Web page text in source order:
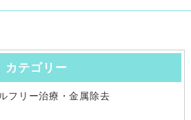
カテゴリー
フリー治療・金属除去